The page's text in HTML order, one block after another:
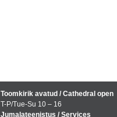
Toomkirik avatud / Cathedral open
T-P/Tue-Su 10 – 16
Jumalateenistus / Services